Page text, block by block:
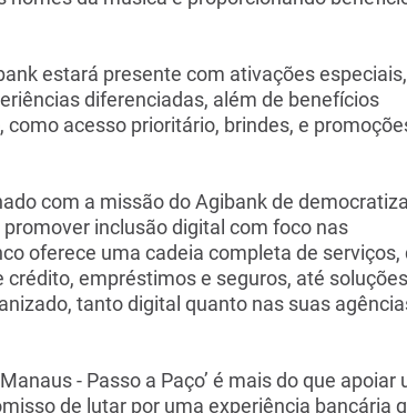
estará presente com ativações especiais,
diferenciadas, além de benefícios
acesso prioritário, brindes, e
com a missão do Agibank de
inclusão digital com foco nas
oferece uma cadeia completa de serviços,
empréstimos e seguros, até
tanto digital quanto nas suas
- Passo a Paço’ é mais do que apoiar
de lutar por uma experiência bancária